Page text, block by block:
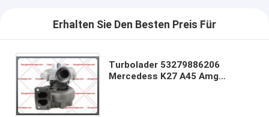
Erhalten Sie Den Besten Preis Für
Turbolader 53279886206
Mercedess K27 A45 Amg